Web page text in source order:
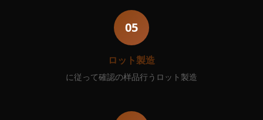
05
ロット製造
に従って確認の样品行うロット製造